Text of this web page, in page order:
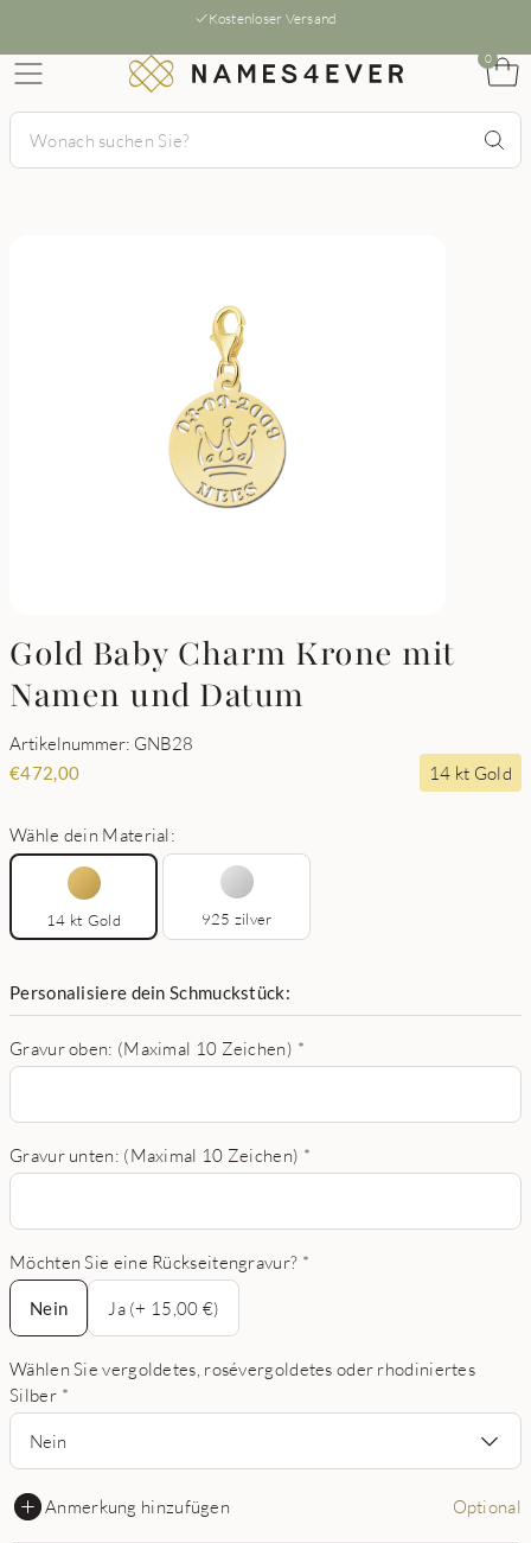
Kostenloser Versand
0
Gold Baby Charm Krone mit
Namen und Datum
Artikelnummer: GNB28
€472,00 14 kt Gold
Wähle dein Material:
14 kt Gold 925 zilver
Personalisiere dein Schmuckstück:
Gravur oben: (Maximal 10 Zeichen) *
Gravur unten: (Maximal 10 Zeichen) *
Möchten Sie eine Rückseitengravur? *
Nein
Nein
Ja (+ 15,00 €)
Wählen Sie vergoldetes, rosévergoldetes oder rhodiniertes
Silber *
Nein
Anmerkung hinzufügen Optional